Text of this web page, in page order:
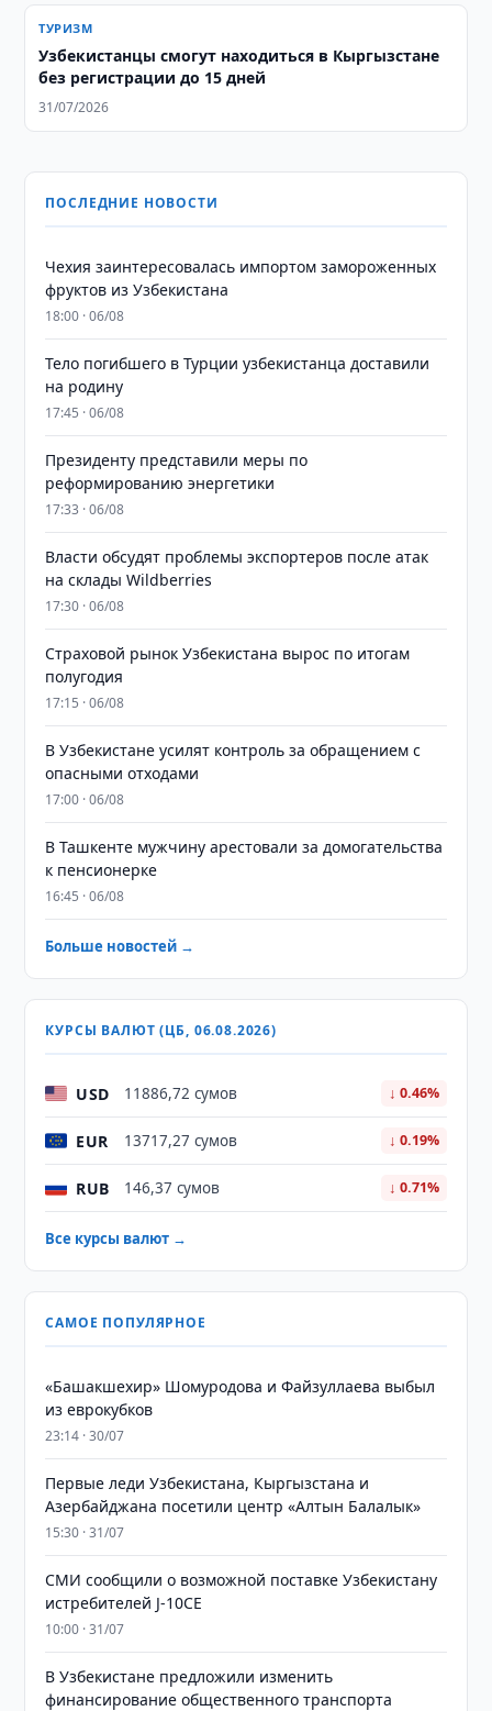
ТУРИЗМ
Узбекистанцы смогут находиться в Кыргызстане
без регистрации до 15 дней
31/07/2026
ПОСЛЕДНИЕ НОВОСТИ
Чехия заинтересовалась импортом замороженных
фруктов из Узбекистана
18:00 · 06/08
Тело погибшего в Турции узбекистанца доставили
на родину
17:45 · 06/08
Президенту представили меры по
реформированию энергетики
17:33 · 06/08
Власти обсудят проблемы экспортеров после атак
на склады Wildberries
17:30 · 06/08
Страховой рынок Узбекистана вырос по итогам
полугодия
17:15 · 06/08
В Узбекистане усилят контроль за обращением с
опасными отходами
17:00 · 06/08
В Ташкенте мужчину арестовали за домогательства
к пенсионерке
16:45 · 06/08
Больше новостей →
КУРСЫ ВАЛЮТ (ЦБ, 06.08.2026)
USD 11886,72 сумов ↓ 0.46%
EUR 13717,27 сумов ↓ 0.19%
RUB 146,37 сумов ↓ 0.71%
Все курсы валют →
САМОЕ ПОПУЛЯРНОЕ
«Башакшехир» Шомуродова и Файзуллаева выбыл
из еврокубков
23:14 · 30/07
Первые леди Узбекистана, Кыргызстана и
Азербайджана посетили центр «Алтын Балалык»
15:30 · 31/07
СМИ сообщили о возможной поставке Узбекистану
истребителей J-10CE
10:00 · 31/07
В Узбекистане предложили изменить
финансирование общественного транспорта